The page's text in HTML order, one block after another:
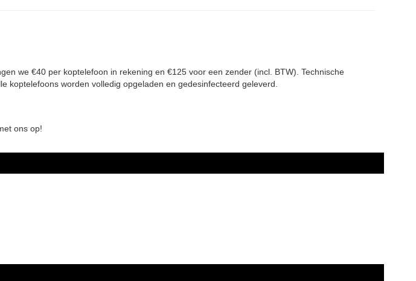
we €40 per koptelefoon in rekening en €125 voor een zender (incl. BTW). Technische
koptelefoons worden volledig opgeladen en gedesinfecteerd geleverd.
ons op!